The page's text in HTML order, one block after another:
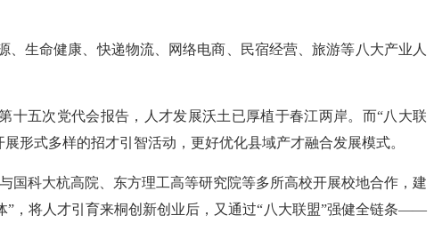
生命健康、快递物流、网络电商、民宿经营、旅游等八大产业人
五次党代会报告，人才发展沃土已厚植于春江两岸。而“八大联
形式多样的招才引智活动，更好优化县域产才融合发展模式。
国科大杭高院、东方理工高等研究院等多所高校开展校地合作，建
”，将人才引育来桐创新创业后，又通过“八大联盟”强健全链条——